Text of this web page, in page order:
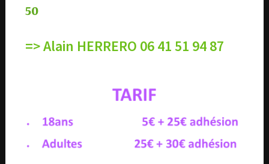
50
=> Alain HERRERO 06 41 51 94 87